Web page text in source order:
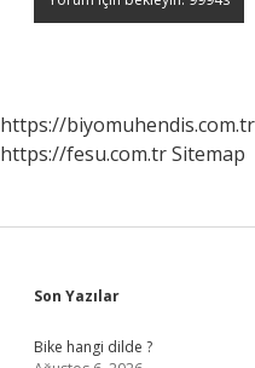
https://biyomuhendis.com.tr
https://fesu.com.trSitemap
Sidebar
Son Yazılar
Bike hangi dilde ?